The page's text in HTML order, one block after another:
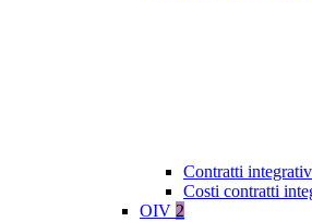
Contratti
Costi contratti
OIV 2